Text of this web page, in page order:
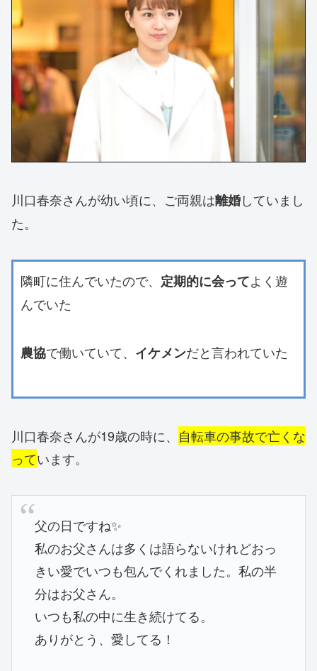
川口春奈さんが幼い頃に、ご両親は離婚していまし
た。
隣町に住んでいたので、 定期的に会ってよく遊
んでいた
農協で働いていて、 イケメンだと言われていた
川口春奈さんが19歳の時に、 自転車の事故で亡くな
っています。
父の日ですね✨
私のお父さんは多くは語らないけれどおっ
きい愛でいつも包んでくれました。私の半
分はお父さん。
いつも私の中に生き続けてる。
ありがとう、愛してる！